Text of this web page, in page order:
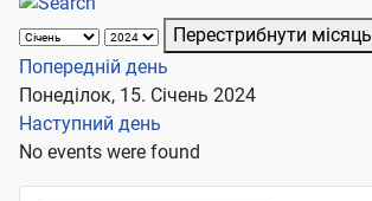
Перестрибнути місяць
Попередній день
Понеділок, 15. Січень 2024
Наступний день
No events were found